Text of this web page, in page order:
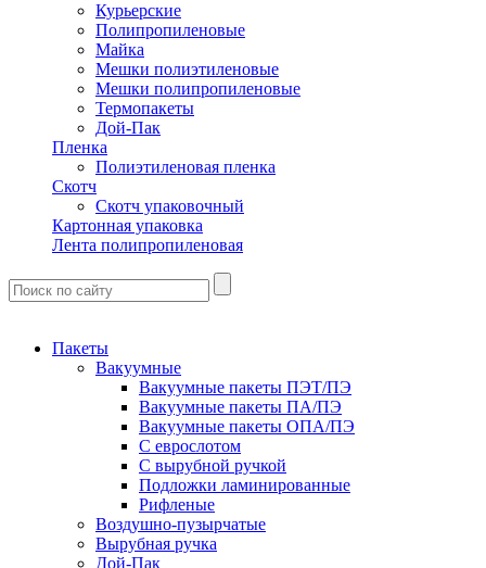
Курьерские
Полипропиленовые
Майка
Мешки полиэтиленовые
Мешки полипропиленовые
Термопакеты
Дой-Пак
Пленка
Полиэтиленовая пленка
Скотч
Скотч упаковочный
Картонная упаковка
Лента полипропиленовая
Пакеты
Вакуумные
Вакуумные пакеты ПЭТ/ПЭ
Вакуумные пакеты ПА/ПЭ
Вакуумные пакеты ОПА/ПЭ
С еврослотом
С вырубной ручкой
Подложки ламинированные
Рифленые
Воздушно-пузырчатые
Вырубная ручка
Дой-Пак